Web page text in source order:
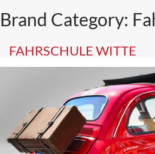
Brand Category:
FAHRSCHULE WITTE